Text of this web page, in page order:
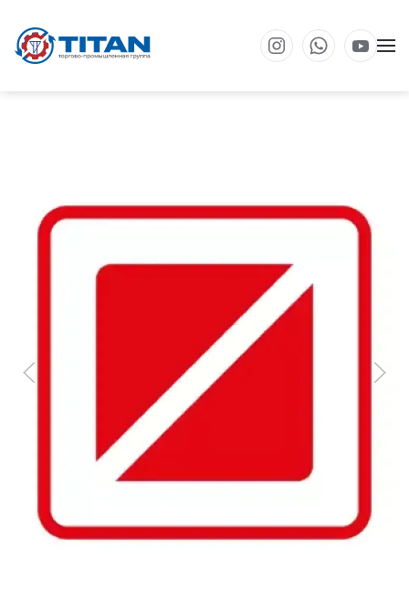
Перейти к основному содержанию